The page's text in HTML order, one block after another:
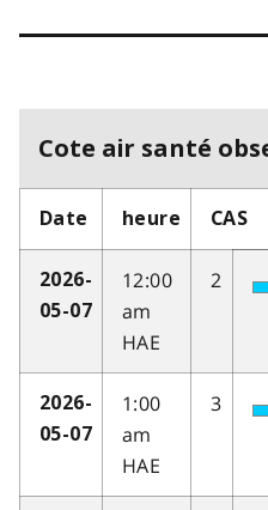
Cote air santé
Date heure CAS
2026-
05-07
12:00
am
HAE
2
2026-
05-07
1:00
am
HAE
3